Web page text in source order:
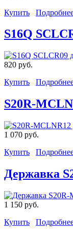
Купить
S16Q
820 руб.
Купить
S20R-
1 070 руб.
Купить
Державка
1 150 руб.
Купить